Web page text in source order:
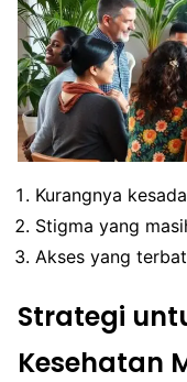
Kurangnya
Stigma yang
Akses yang
Strategi
Kesehatan